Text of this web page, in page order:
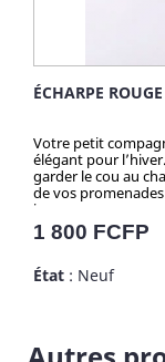
ÉCHARPE
Votre petit
élégant pour
garder le cou au
de vos
jeunes comme aux vieux chiens. Pour
lors de vos sorties,
unique.
Prix
1 800 FCFP
État : Neuf